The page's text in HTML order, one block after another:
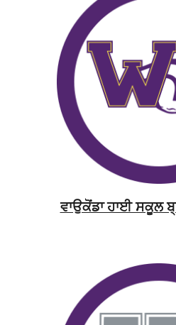
ਵਾਉਕੋਂਡਾ ਹਾਈ ਸਕੂਲ